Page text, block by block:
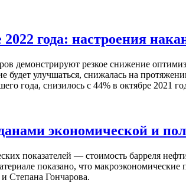
года: настроения
демонстрируют резкое снижение
будет улучшаться, снижалась на
года, снизилось с 44% в октябре 2021
экономической и
показателей — стоимость барреля
показано, что
Степана Гончарова.